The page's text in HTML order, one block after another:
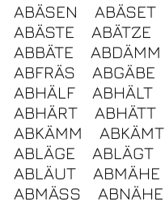
ABÄSEN ABÄSET
ABÄSTE
ABÄTZE
ABBÄTE
ABDÄMM
ABFRÄS
ABGÄBE
ABHÄLF
ABHÄLT
ABHÄRT
ABHÄTT
ABKÄMM
ABKÄMT
ABLÄGE
ABLÄGT
ABLÄUT
ABMÄHE
ABMÄSS
ABNÄHE